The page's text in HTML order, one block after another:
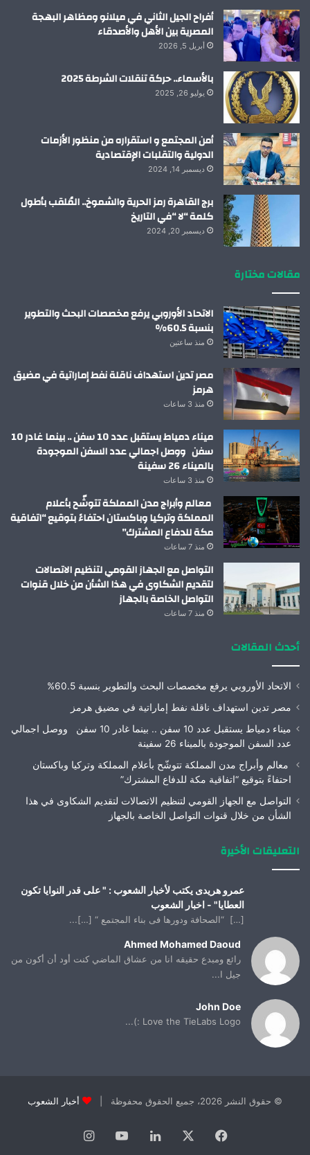
أفراح الجيل الثاني في ميلانو ومظاهر البهجة
المصرية بين الأهل والأصدقاء
أبريل 5, 2026
بالأسماء.. حركة تنقلات الشرطة 2025
يوليو 26, 2025
أمن المجتمع و استقراره من منظور الأزمات
الدولية والتقلبات الإقتصادية
ديسمبر 14, 2024
برج القاهرة رمز الحرية والشموخ.. المُلقب بأطول
كلمة “لا “في التاريخ
ديسمبر 20, 2024
مقالات مختارة
الاتحاد الأوروبي يرفع مخصصات البحث والتطوير
بنسبة 60.5%
منذ ساعتين
مصر تدين استهداف ناقلة نفط إماراتية في مضيق
هرمز
منذ 3 ساعات
ميناء دمياط يستقبل عدد 10 سفن .. بينما غادر 10
سفن ووصل اجمالي عدد السفن الموجودة
بالميناء 26 سفينة
منذ 3 ساعات
معالم وأبراج مدن المملكة تتوشّح بأعلام
المملكة وتركيا وباكستان احتفاءً بتوقيع “اتفاقية
مكة للدفاع المشترك”
منذ 7 ساعات
التواصل مع الجهاز القومي لتنظيم الاتصالات
لتقديم الشكاوى في هذا الشأن من خلال قنوات
التواصل الخاصة بالجهاز
منذ 7 ساعات
أحدث المقالات
الاتحاد الأوروبي يرفع مخصصات البحث والتطوير بنسبة 60.5%
مصر تدين استهداف ناقلة نفط إماراتية في مضيق هرمز
ميناء دمياط يستقبل عدد 10 سفن .. بينما غادر 10 سفن ووصل اجمالي
عدد السفن الموجودة بالميناء 26 سفينة
معالم وأبراج مدن المملكة تتوشّح بأعلام المملكة وتركيا وباكستان
احتفاءً بتوقيع “اتفاقية مكة للدفاع المشترك”
التواصل مع الجهاز القومي لتنظيم الاتصالات لتقديم الشكاوى في هذا
الشأن من خلال قنوات التواصل الخاصة بالجهاز
التعليقات الأخيرة
عمرو هريدى يكتب لأخبار الشعوب : " على قدر النوايا تكون
العطايا" - اخبار الشعوب
[…] “الصحافة ودورها فى بناء المجتمع “ […]...
Ahmed Mohamed Daoud
رائع ومبدع حقيقه انا من عشاق الماضي كنت أود أن أكون من
جيل ا...
John Doe
Love the TieLabs Logo :)...
© حقوق النشر 2026، جميع الحقوق محفوظة | أخبار الشعوب
فيسبوك لينكدإن يوتيوب